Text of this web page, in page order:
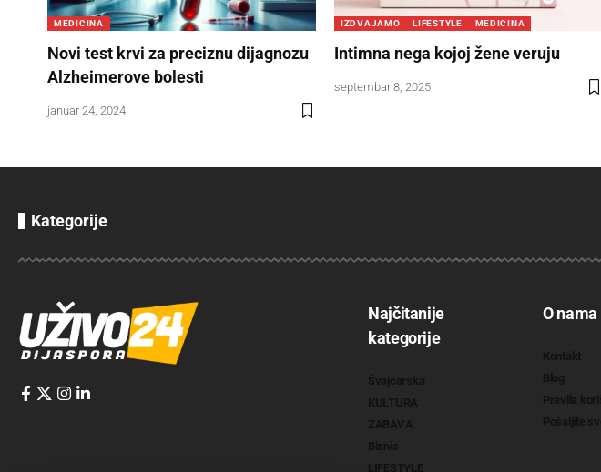
MEDICINA
Novi test krvi za preciznu dijagnozu
Alzheimerove bolesti
januar 24, 2024
IZDVAJAMO LIFESTYLE MEDICINA
Intimna nega kojoj žene veruju
septembar 8, 2025
Kategorije
Najčitanije
kategorije
O nama